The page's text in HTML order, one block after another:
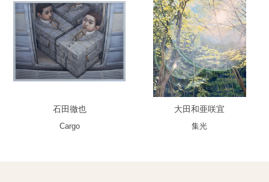
石田徹也
Cargo
大田和亜咲宜
集光